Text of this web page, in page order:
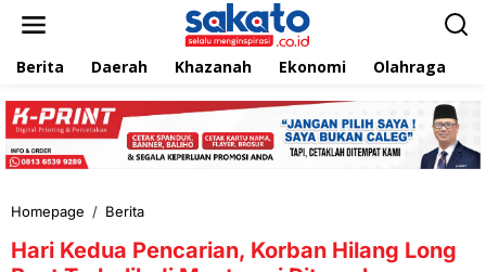
e
k
Berita Daerah Khazanah Ekonomi Olahraga
Homepage / Berita
r
Hari Kedua Pencarian, Korban Hilang Long